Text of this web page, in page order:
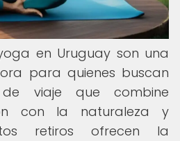
en Uruguay son una
para quienes buscan
de viaje que combine
con la naturaleza y
retiros ofrecen la